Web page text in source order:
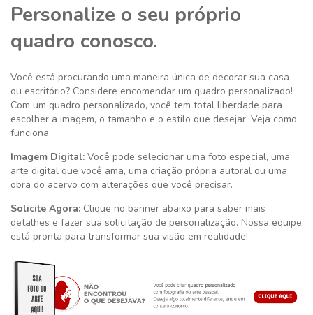
Personalize o seu próprio
quadro conosco.
Você está procurando uma maneira única de decorar sua casa
ou escritório? Considere encomendar um quadro personalizado!
Com um quadro personalizado, você tem total liberdade para
escolher a imagem, o tamanho e o estilo que desejar. Veja como
funciona:
Imagem Digital: Você pode selecionar uma foto especial, uma
arte digital que você ama, uma criação própria autoral ou uma
obra do acervo com alterações que você precisar.
Solicite Agora: Clique no banner abaixo para saber mais
detalhes e fazer sua solicitação de personalização. Nossa equipe
está pronta para transformar sua visão em realidade!